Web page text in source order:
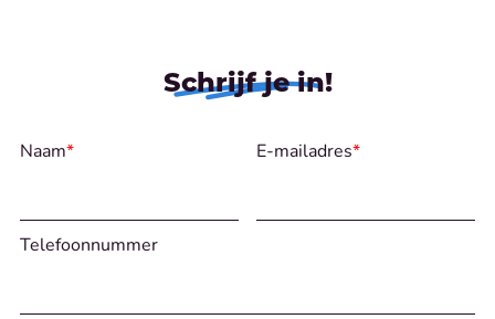
Schrijf je in!
Naam* E-mailadres*
Telefoonnummer